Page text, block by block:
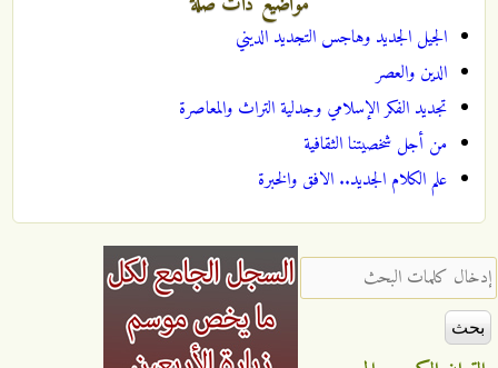
الجيل الجديد وهاجس التجديد الديني
الدين والعصر
تجديد الفكر الإسلامي وجدلية التراث والمعاصرة
من أجل شخصيتنا الثقافية
علم الكلام الجديد.. الافق والخبرة
‏إدخال كلمات البحث ‏